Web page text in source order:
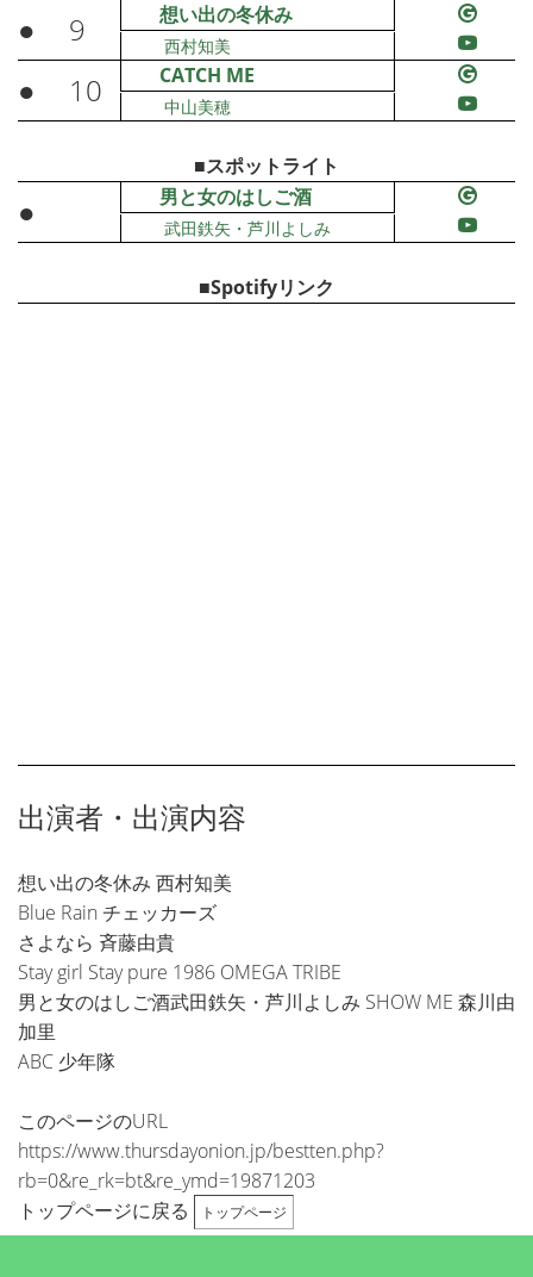
● 9 想い出の冬休み
西村知美
● 10 CATCH ME
中山美穂
■スポットライト
● 男と女のはしご酒
武田鉄矢・芦川よしみ
■Spotifyリンク
出演者・出演内容
想い出の冬休み 西村知美
Blue Rain チェッカーズ
さよなら 斉藤由貴
Stay girl Stay pure 1986 OMEGA TRIBE
男と女のはしご酒武田鉄矢・芦川よしみ SHOW ME 森川由
加里
ABC 少年隊
このページのURL
https://www.thursdayonion.jp/bestten.php?
rb=0&re_rk=bt&re_ymd=19871203
トップページに戻る
トップページ